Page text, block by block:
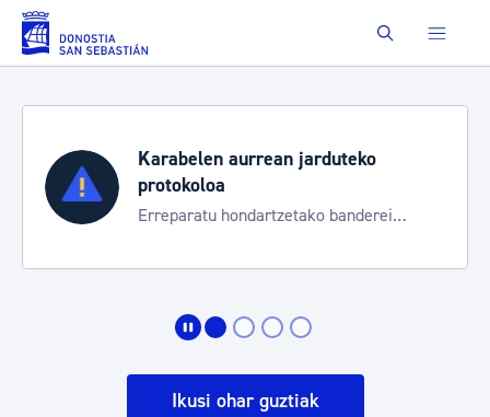
Eduki nagusira joan Buscar
Karabelen aurrean jarduteko
protokoloa
Erreparatu hondartzetako banderei
Ikusi ohar guztiak